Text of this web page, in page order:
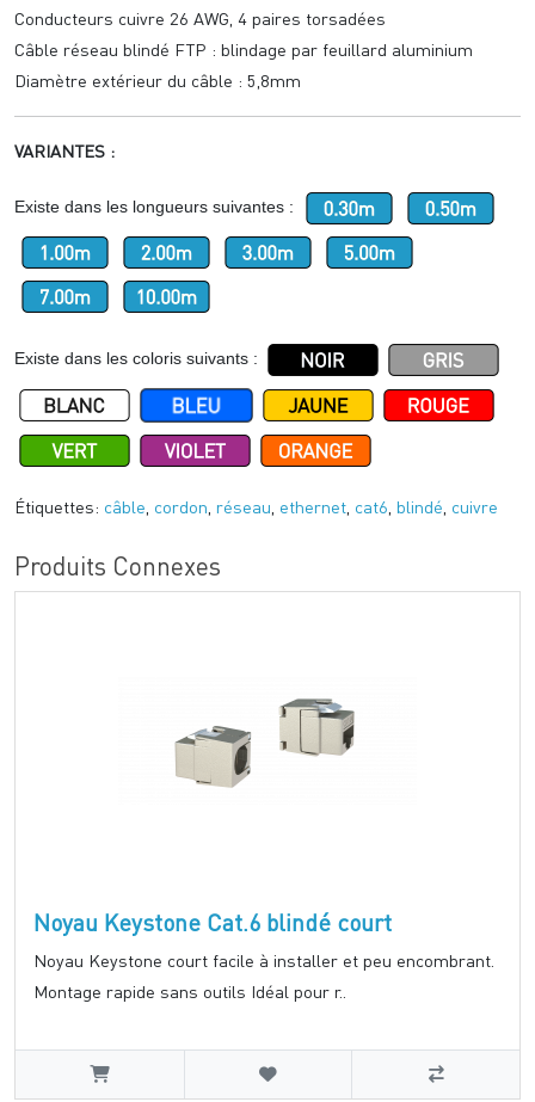
Conducteurs cuivre 26 AWG, 4 paires torsadées
Câble réseau blindé FTP : blindage par feuillard aluminium
Diamètre extérieur du câble : 5,8mm
VARIANTES :
Existe dans les longueurs suivantes :
Existe dans les coloris suivants :
Étiquettes: câble cordon réseau ethernet cat6 blindé cuivre
Produits Connexes
Noyau Keystone Cat.6 blindé court
Noyau Keystone court facile à installer et peu encombrant.
Montage rapide sans outils Idéal pour r..